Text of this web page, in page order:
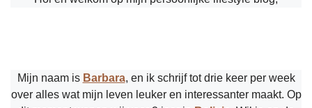
Mijn naam is Barbara, en ik schrijf tot drie keer per week
over alles wat mijn leven leuker en interessanter maakt. Op